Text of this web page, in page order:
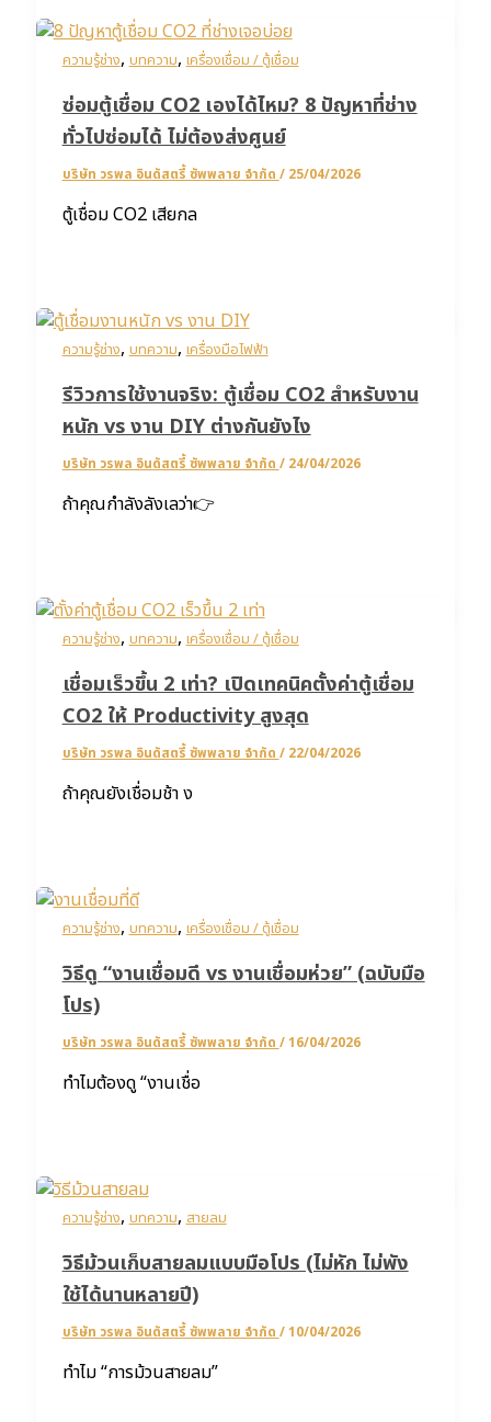
ความรู้ช่าง, บทความ, เครื่องเชื่อม / ตู้เชื่อม
ซ่อมตู้เชื่อม CO2 เองได้ไหม? 8 ปัญหาที่ช่าง
ทั่วไปซ่อมได้ ไม่ต้องส่งศูนย์
บริษัท วรพล อินดัสตรี้ ซัพพลาย จำกัด / 25/04/2026
ตู้เชื่อม CO2 เสียกล
ความรู้ช่าง, บทความ, เครื่องมือไฟฟ้า
รีวิวการใช้งานจริง: ตู้เชื่อม CO2 สำหรับงาน
หนัก vs งาน DIY ต่างกันยังไง
บริษัท วรพล อินดัสตรี้ ซัพพลาย จำกัด / 24/04/2026
ถ้าคุณกำลังลังเลว่า👉
ความรู้ช่าง,บทความ,เครื่องเชื่อม / ตู้เชื่อม
เชื่อมเร็วขึ้น 2 เท่า? เปิดเทคนิคตั้งค่าตู้เชื่อม
CO2 ให้ Productivity สูงสุด
บริษัท วรพล อินดัสตรี้ ซัพพลาย จำกัด / 22/04/2026
ถ้าคุณยังเชื่อมช้า ง
ความรู้ช่าง,บทความ,เครื่องเชื่อม / ตู้เชื่อม
วิธีดู “งานเชื่อมดี vs งานเชื่อมห่วย” (ฉบับมือ
โปร)
บริษัท วรพล อินดัสตรี้ ซัพพลาย จำกัด /16/04/2026
ทำไมต้องดู “งานเชื่อ
ความรู้ช่าง,บทความ,สายลม
วิธีม้วนเก็บสายลมแบบมือโปร (ไม่หัก ไม่พัง
ใช้ได้นานหลายปี)
บริษัท วรพล อินดัสตรี้ ซัพพลาย จำกัด /10/04/2026
ทำไม “การม้วนสายลม”